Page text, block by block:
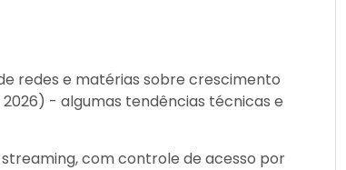
redes e matérias sobre crescimento
2026) - algumas tendências técnicas e
com controle de acesso por